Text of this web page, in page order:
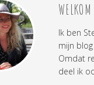
Ik ben
mijn
Omdat
deel ik